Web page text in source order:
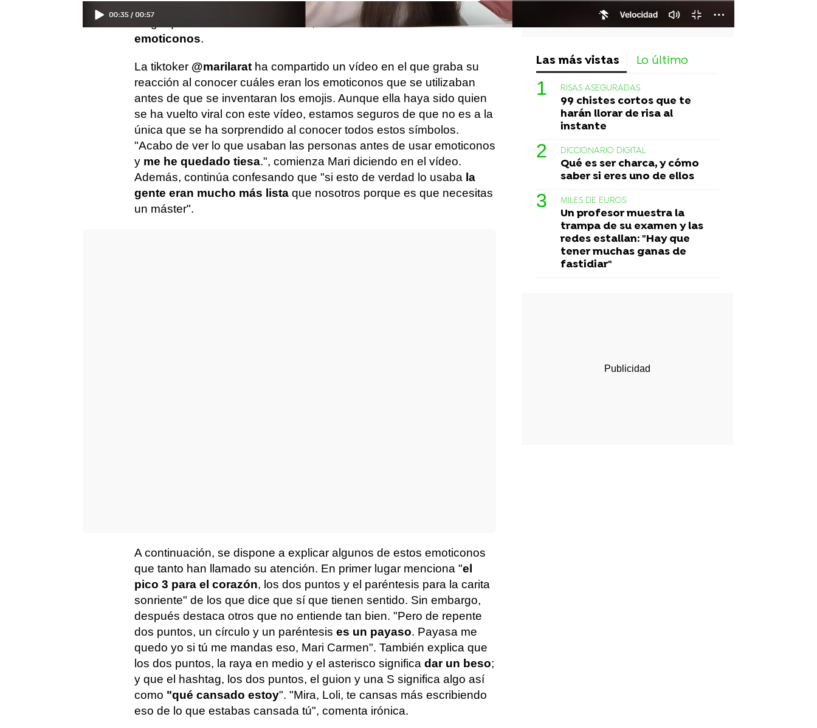
en una expansión más de nuestro cuerpo y, por tanto, todo lo que
tenga que ver con estos teléfonos, como es el caso de los
emoticonos.
La tiktoker @marilarat ha compartido un vídeo en el que graba su
reacción al conocer cuáles eran los emoticonos que se utilizaban
antes de que se inventaran los emojis. Aunque ella haya sido quien
se ha vuelto viral con este vídeo, estamos seguros de que no es a la
única que se ha sorprendido al conocer todos estos símbolos.
"Acabo de ver lo que usaban las personas antes de usar emoticonos
y me he quedado tiesa.", comienza Mari diciendo en el vídeo.
Además, continúa confesando que "si esto de verdad lo usaba la
gente eran mucho más lista que nosotros porque es que necesitas
un máster".
A continuación, se dispone a explicar algunos de estos emoticonos
que tanto han llamado su atención. En primer lugar menciona "el
pico 3 para el corazón, los dos puntos y el paréntesis para la carita
sonriente" de los que dice que sí que tienen sentido. Sin embargo,
después destaca otros que no entiende tan bien. "Pero de repente
dos puntos, un círculo y un paréntesis es un payaso. Payasa me
quedo yo si tú me mandas eso, Mari Carmen". También explica que
los dos puntos, la raya en medio y el asterisco significa dar un beso;
y que el hashtag, los dos puntos, el guion y una S significa algo así
como "qué cansado estoy". "Mira, Loli, te cansas más escribiendo
eso de lo que estabas cansada tú", comenta irónica.
Las más vistas Lo último
RISAS ASEGURADAS
99 chistes cortos que te
harán llorar de risa al
instante
DICCIONARIO DIGITAL
Qué es ser charca, y cómo
saber si eres uno de ellos
MILES DE EUROS
Un profesor muestra la
trampa de su examen y las
redes estallan: "Hay que
tener muchas ganas de
fastidiar"